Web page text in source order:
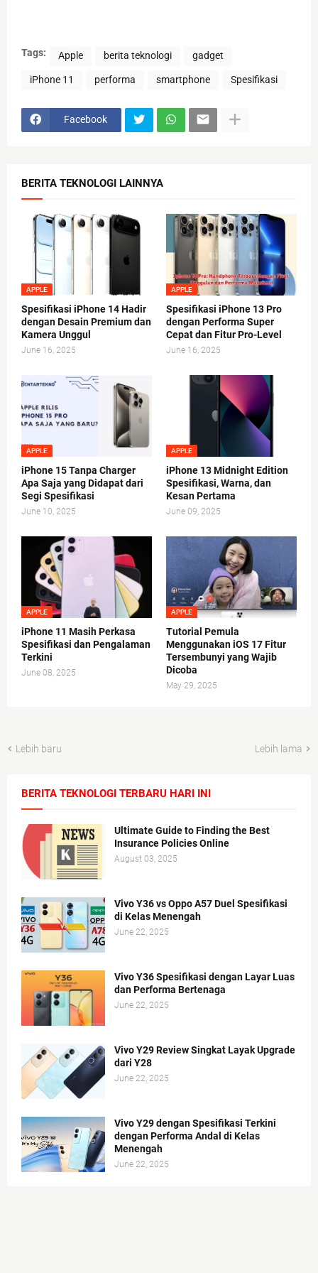
Tags: Apple berita teknologi gadget
iPhone 11 performa smartphone Spesifikasi
Facebook
BERITA TEKNOLOGI LAINNYA
APPLE
Spesifikasi iPhone 14 Hadir
dengan Desain Premium dan
Kamera Unggul
June 16, 2025
APPLE
Spesifikasi iPhone 13 Pro
dengan Performa Super
Cepat dan Fitur Pro-Level
June 16, 2025
APPLE
iPhone 15 Tanpa Charger
Apa Saja yang Didapat dari
Segi Spesifikasi
June 10, 2025
APPLE
iPhone 13 Midnight Edition
Spesifikasi, Warna, dan
Kesan Pertama
June 09, 2025
APPLE
iPhone 11 Masih Perkasa
Spesifikasi dan Pengalaman
Terkini
June 08, 2025
APPLE
Tutorial Pemula
Menggunakan iOS 17 Fitur
Tersembunyi yang Wajib
Dicoba
May 29, 2025
Lebih baru Lebih lama
BERITA TEKNOLOGI TERBARU HARI INI
Ultimate Guide to Finding the Best
Insurance Policies Online
August 03, 2025
Vivo Y36 vs Oppo A57 Duel Spesifikasi
di Kelas Menengah
June 22, 2025
Vivo Y36 Spesifikasi dengan Layar Luas
dan Performa Bertenaga
June 22, 2025
Vivo Y29 Review Singkat Layak Upgrade
dari Y28
June 22, 2025
Vivo Y29 dengan Spesifikasi Terkini
dengan Performa Andal di Kelas
Menengah
June 22, 2025